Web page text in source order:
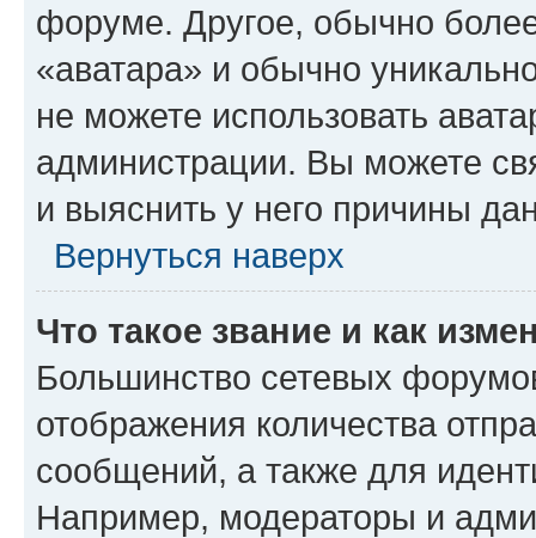
форуме. Другое, обычно
«аватара» и обычно
не можете использовать
администрации. Вы можете
и выяснить у него причины
Вернуться наверх
Что такое звание и как
Большинство сетевых
отображения количества
сообщений, а также для
Например, модераторы и